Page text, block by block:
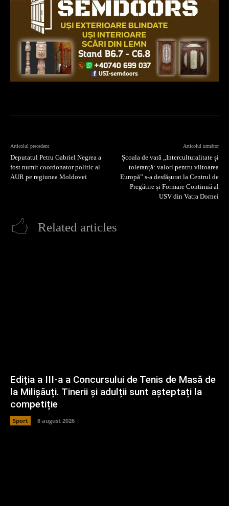
Articolul precedent
Deputatul Petru Gabriel Negrea a
fost numit coordonator politic al
AUR pe regiunea Moldovei
Articolul următor
Școala de vară „Interculturalitate și
toleranță: valori pentru viitoarea
Europă” s-a desfășurat la Centrul de
Pregătire și Formare Continuă al
USV din Vatra Dornei
Related articles
Ediția a III-a a Concursului de Tenis de Masă de
la Milișăuți. Tinerii și adulții sunt așteptați la
competiție
Sport 8 august 2026